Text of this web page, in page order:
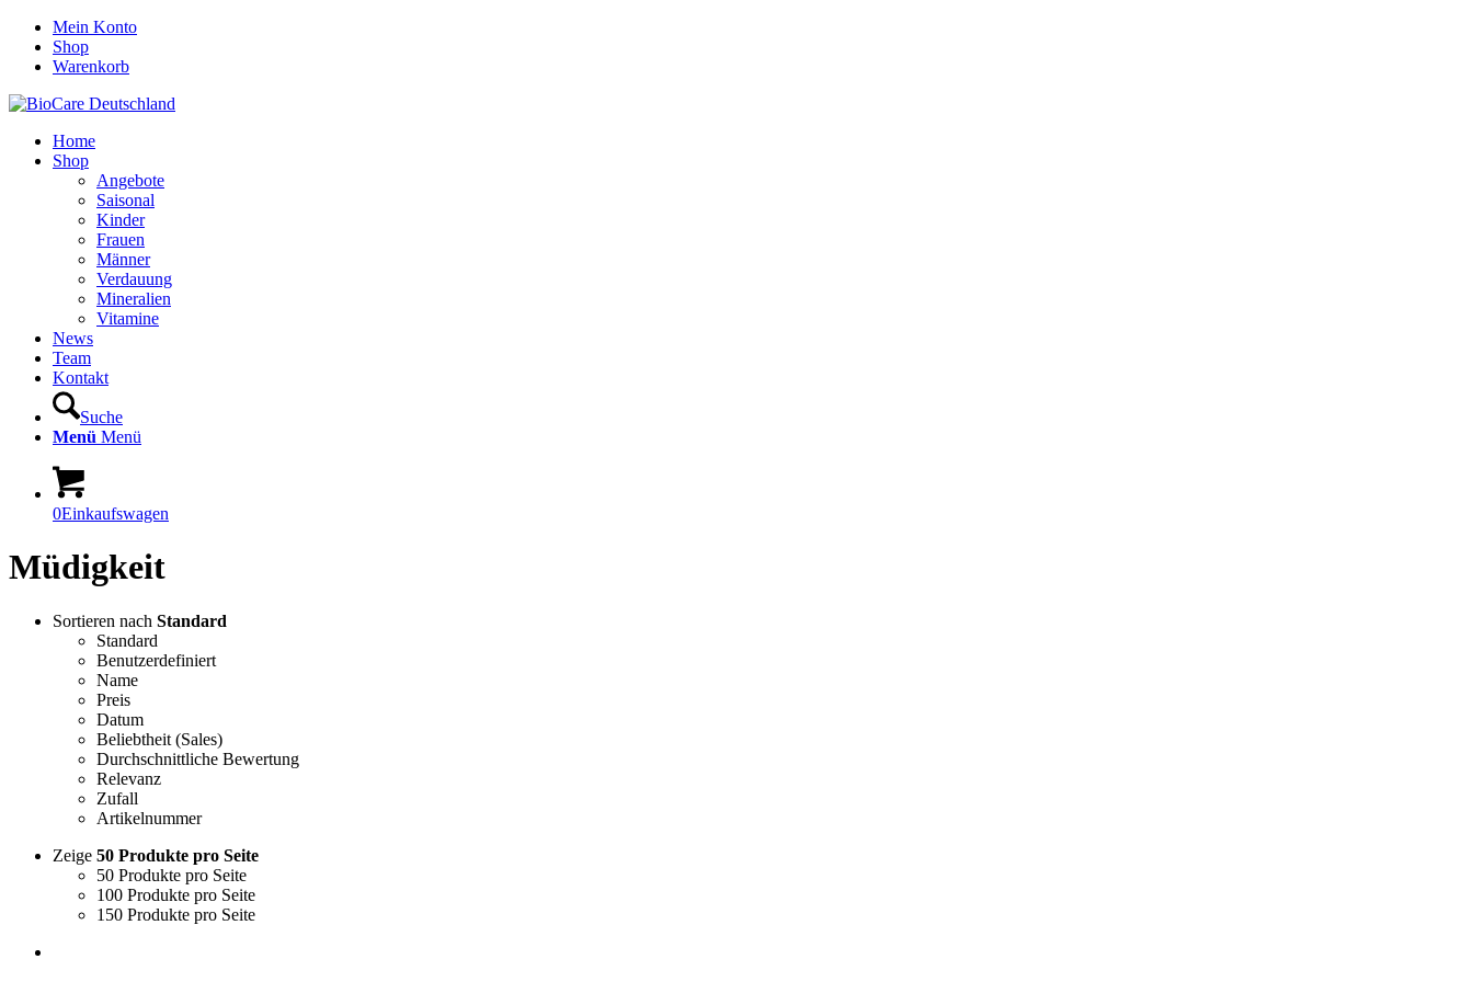
Mein Konto
Shop
Warenkorb
Home
Shop
Angebote
Saisonal
Kinder
Frauen
Männer
Verdauung
Mineralien
Vitamine
News
Team
Kontakt
Suche
Menü Menü
0Einkaufswagen
Müdigkeit
Sortieren nach Standard
Standard
Benutzerdefiniert
Name
Preis
Datum
Beliebtheit (Sales)
Durchschnittliche Bewertung
Relevanz
Zufall
Artikelnummer
Zeige 50 Produkte pro Seite
50 Produkte pro Seite
100 Produkte pro Seite
150 Produkte pro Seite